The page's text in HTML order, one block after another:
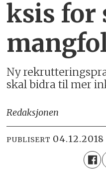
ksis for
Ny
skal bidra til mer
Redaksjonen
PUBLISERT